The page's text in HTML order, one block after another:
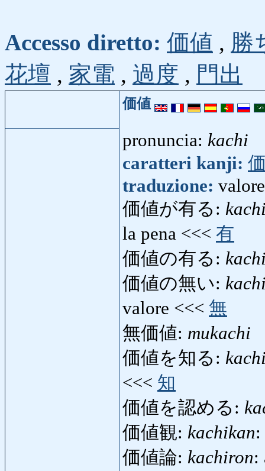
Accesso diretto: 価値 , 勝
花壇 , 家電 , 過度 , 門出
価値
pronuncia: kachi
caratteri kanji:
traduzione:
価値が有る:
la pena <<< 有
価値の有る:
価値の無い:
valore <<< 無
無価値: mukachi
価値を知る:
<<< 知
価値を認める:
価値観: kachikan
価値論: kachiron: